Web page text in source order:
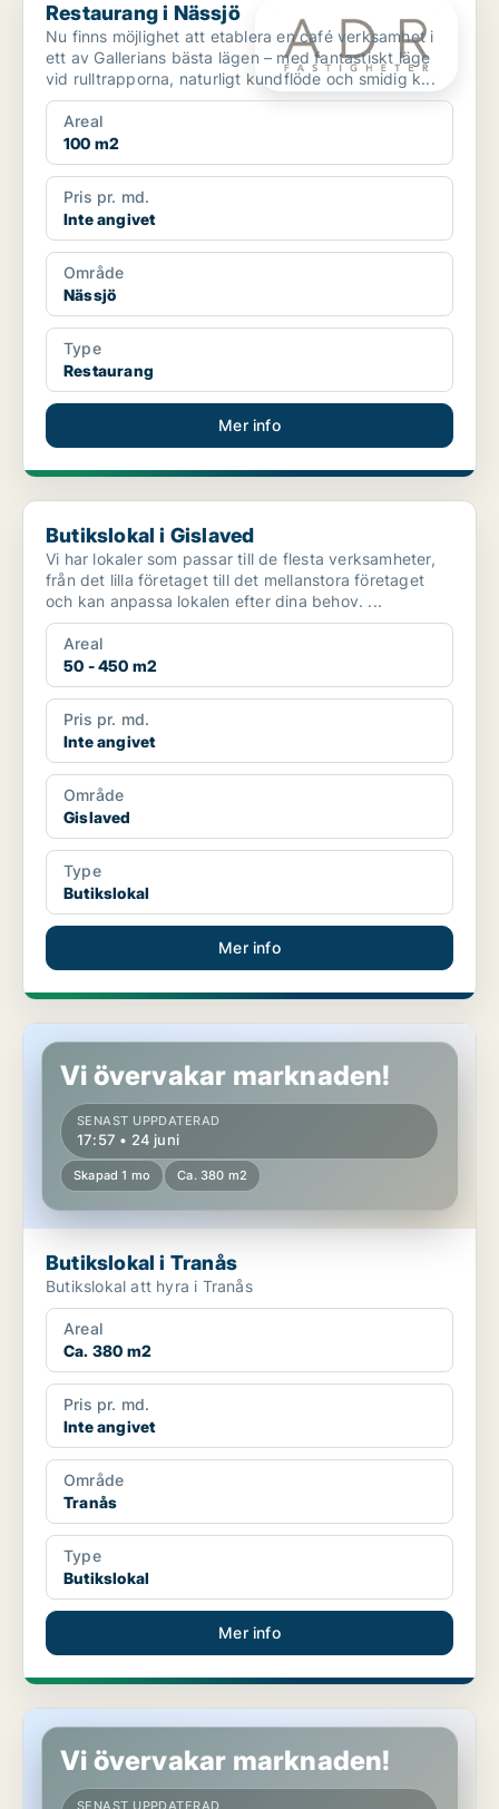
Restaurang i Nässjö
Nu finns möjlighet att etablera en café verksamhet i
ett av Gallerians bästa lägen – med fantastiskt läge
vid rulltrapporna, naturligt kundflöde och smidig k...
Areal
100 m2
Pris pr. md.
Inte angivet
Område
Nässjö
Type
Restaurang
Mer info
Butikslokal i Gislaved
Butikslokal i Gislaved
Vi har lokaler som passar till de flesta verksamheter,
från det lilla företaget till det mellanstora företaget
och kan anpassa lokalen efter dina behov. ...
Areal
50 - 450 m2
Pris pr. md.
Inte angivet
Område
Gislaved
Type
Butikslokal
Mer info
Butikslokal i Tranås
Vi övervakar marknaden!
SENAST UPPDATERAD
17:57 • 24 juni
Skapad 1 mo Ca. 380 m2
Butikslokal i Tranås
Butikslokal att hyra i Tranås
Areal
Ca. 380 m2
Pris pr. md.
Inte angivet
Område
Tranås
Type
Butikslokal
Mer info
Butikslokal i Nässjö
Vi övervakar marknaden!
SENAST UPPDATERAD